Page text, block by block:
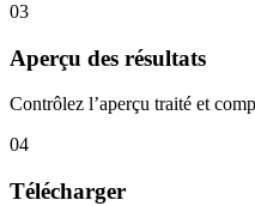
03
Aperçu des résultats
Contrôlez l’aperçu traité et
04
Télécharger